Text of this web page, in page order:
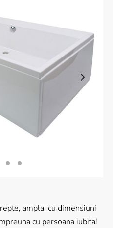
ampla, cu dimensiuni
cu persoana iubita!